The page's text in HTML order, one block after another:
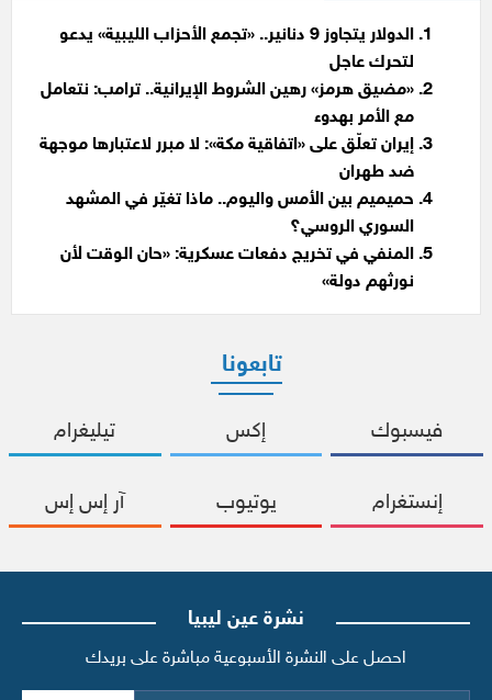
الدولار يتجاوز 9 دنانير.. «تجمع الأحزاب الليبية» يدعو
لتحرك عاجل
«مضيق هرمز» رهين الشروط الإيرانية.. ترامب: نتعامل
مع الأمر بهدوء
إيران تعلّق على «اتفاقية مكة»: لا مبرر لاعتبارها موجهة
ضد طهران
حميميم بين الأمس واليوم.. ماذا تغيّر في المشهد
السوري الروسي؟
المنفي في تخريج دفعات عسكرية: «حان الوقت لأن
نورثهم دولة»
تابعونا
فيسبوك إكس تيليغرام
إنستغرام يوتيوب آر إس إس
نشرة عين ليبيا
احصل على النشرة الأسبوعية مباشرة على بريدك